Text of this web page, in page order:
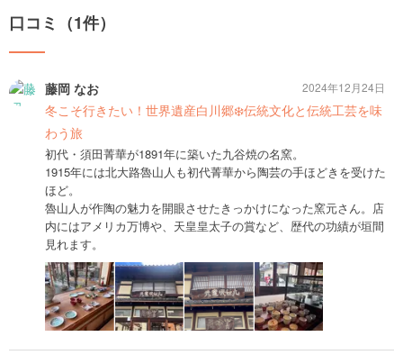
口コミ（1件）
藤岡 なお
冬こそ行きたい！世界遺産白川郷❄️伝統文化と伝統工芸を味
わう旅
初代・須田菁華が1891年に築いた九谷焼の名窯。
1915年には北大路魯山人も初代菁華から陶芸の手ほどきを受けた
ほど。
魯山人が作陶の魅力を開眼させたきっかけになった窯元さん。店
内にはアメリカ万博や、天皇皇太子の賞など、歴代の功績が垣間
見れます。
2024年12月24日